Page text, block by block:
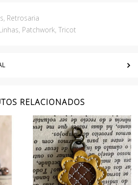
, Retrosaria
, Patchwork, Tricot
RELACIONADOS